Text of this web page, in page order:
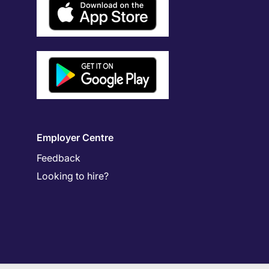
Employer Centre
Feedback
Looking to hire?